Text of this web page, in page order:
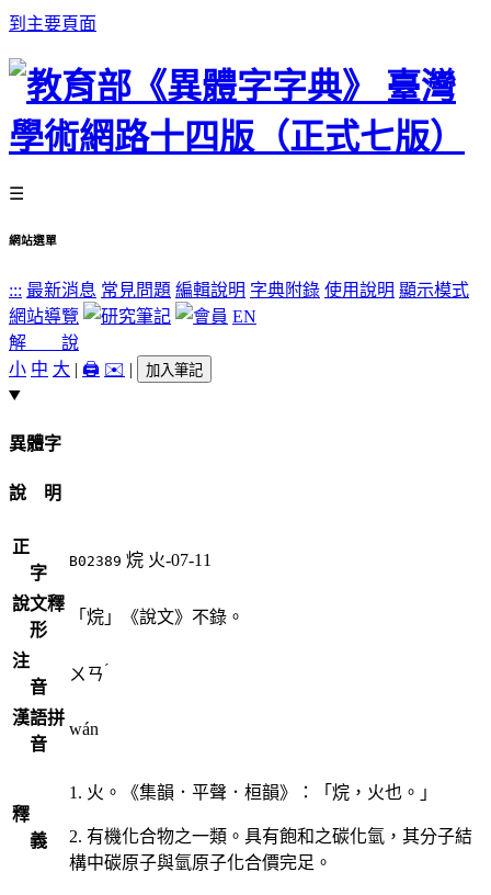
到主要頁面
☰
網站選單
::: 最新消息 常見問題 編輯說明 字典附錄 使用說明 顯示模式
網站導覽
EN
解 說
小 中 大 | 🖨️ ✉️ | 加入筆記
異體字
說 明
正
字
B02389 烷 火-07-11
說文釋
形
「烷」《說文》不錄。
注
音
ㄨㄢ ˊ
漢語拼
音
wán
釋
義
1. 火。《集韻．平聲．桓韻》：「烷，火也。」
2. 有機化合物之一類。具有飽和之碳化氫，其分子結
構中碳原子與氫原子化合價完足。